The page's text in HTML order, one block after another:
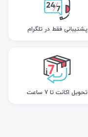
پشتیبانی فقط در تلگرام
تحویل اکانت تا 7 ساعت